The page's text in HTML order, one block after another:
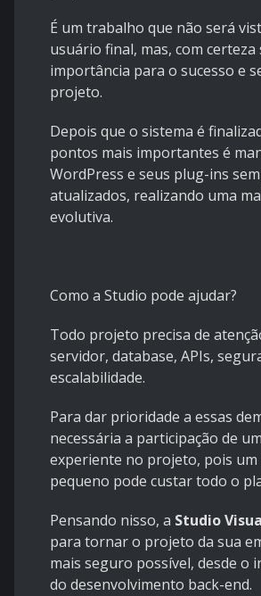
É um trabalho que não será
usuário final, mas, com certeza
importância para o sucesso e
projeto.
Depois que o sistema é
pontos mais importantes é
WordPress e seus plug-ins
atualizados, realizando uma
evolutiva.
Como a Studio pode ajudar?
Todo projeto precisa de
servidor, database, APIs,
escalabilidade.
Para dar prioridade a essas
necessária a participação de
experiente no projeto, pois
pequeno pode custar todo o
Pensando nisso, a Studio
para tornar o projeto da sua
mais seguro possível, desde o
do desenvolvimento back-end.